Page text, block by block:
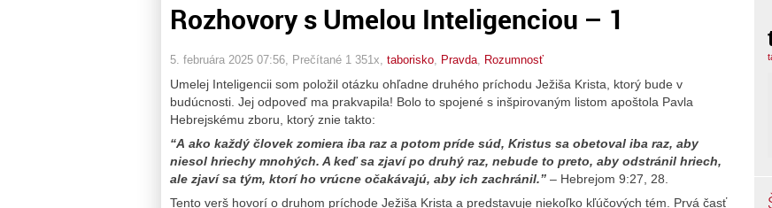
Rozhovory s Umelou Inteligenciou – 1
5. februára 2025 07:56 , Prečítané 1 351x, taborisko Pravda Rozumnosť
Umelej Inteligencii som položil otázku ohľadne druhého príchodu Ježiša Krista, ktorý bude v
budúcnosti. Jej odpoveď ma prakvapila! Bolo to spojené s inšpirovaným listom apoštola Pavla
Hebrejskému zboru, ktorý znie takto:
“A ako každý človek zomiera iba raz a potom príde súd, Kristus sa obetoval iba raz, aby
niesol hriechy mnohých. A keď sa zjaví po druhý raz, nebude to preto, aby odstránil hriech,
ale zjaví sa tým, ktorí ho vrúcne očakávajú, aby ich zachránil.” – Hebrejom 9:27, 28.
Tento verš hovorí o druhom príchode Ježiša Krista a predstavuje niekoľko kľúčových tém. Prvá časť